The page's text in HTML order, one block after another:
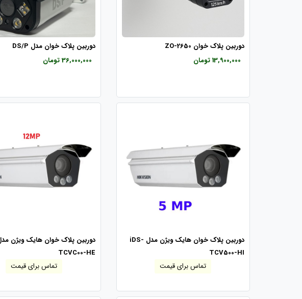
دوربین پلاک خوان ZO-2650
13,900,000 تومان
دوربین پلاک خوان مدل DS/P
36,000,000 تومان
دوربین پلاک خوان هایک ویژن مدل iDS-
TCV500-HI
تماس برای قیمت
TCVC00-HE
تماس برای قیمت